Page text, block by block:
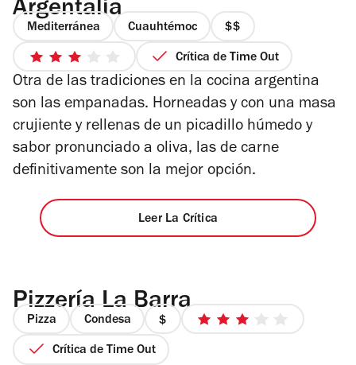
Argentalia
Mediterránea Cuauhtémoc
precio
2
de
3
de
5
estrellas
Crítica de Time Out
Otra de las tradiciones en la cocina argentina
son las empanadas. Horneadas y con una masa
crujiente y rellenas de un picadillo húmedo y
sabor pronunciado a oliva, las de carne
definitivamente son la mejor opción.
Leer La Crítica
Pizzería La Barra
Pizza Condesa
precio
3
Crítica de Time Out